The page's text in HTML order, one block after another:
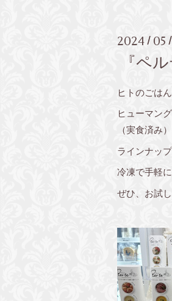
2024 / 05 /
『ペ
ヒトのごは
ヒューマン
（実食済み）
ラインナッ
冷凍で手軽
ぜひ、お試し